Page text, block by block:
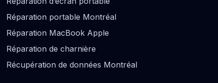
Réparation portable Montréal
Réparation MacBook Apple
Réparation de charnière
Récupération de données Montréal